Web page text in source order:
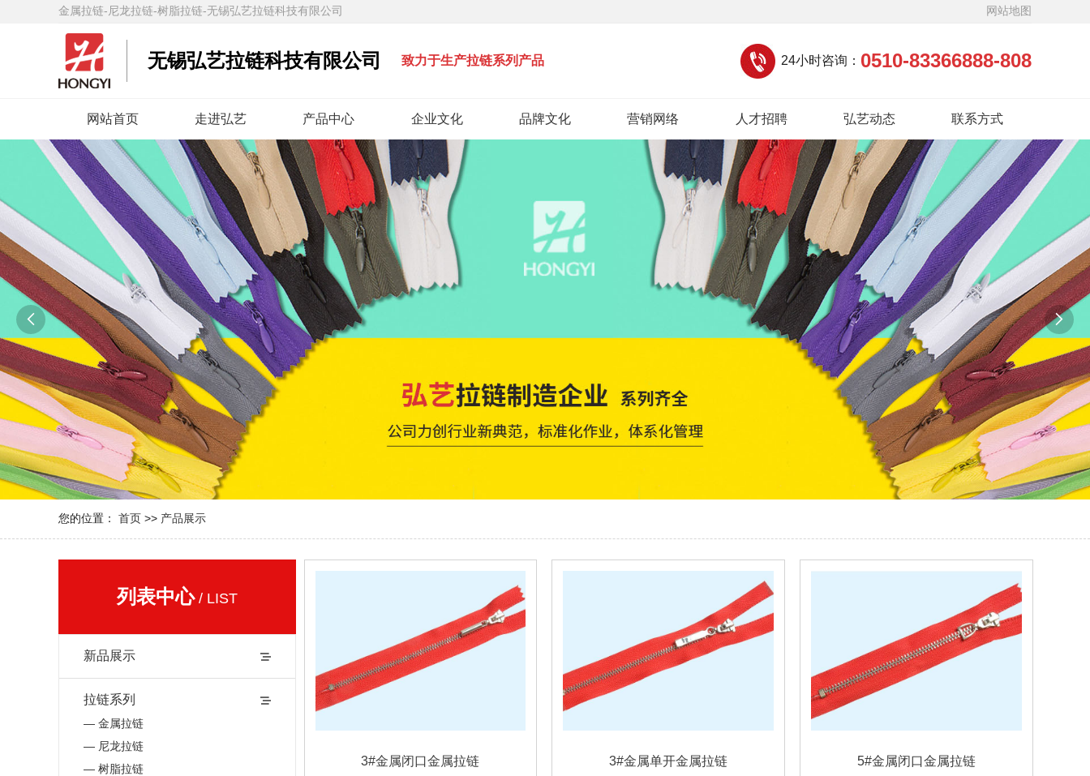
金属拉链-尼龙拉链-树脂拉链-无锡弘艺拉链科技有限公司 网站地图
无锡弘艺拉链科技有限公司 致力于生产拉链系列产品 24小时咨询： 0510-83366888-808
网站首页 走进弘艺 产品中心 企业文化 品牌文化 营销网络 人才招聘 弘艺动态 联系方式
 
您的位置： 首页 >> 产品展示
列表中心/ LIST
新品展示
拉链系列
— 金属拉链
— 尼龙拉链
— 树脂拉链
3#金属闭口金属拉链 3#金属单开金属拉链 5#金属闭口金属拉链